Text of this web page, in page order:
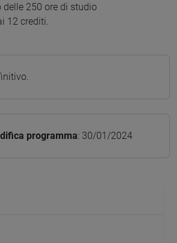
250 ore di studio
12 crediti.
programma: 30/01/2024